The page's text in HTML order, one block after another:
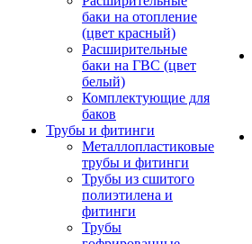
баки на отопление
(цвет красный)
Расширительные
баки на ГВС (цвет
белый)
Комплектующие для
баков
Трубы и фитинги
Металлопластиковые
трубы и фитинги
Трубы из сшитого
полиэтилена и
фитинги
Трубы